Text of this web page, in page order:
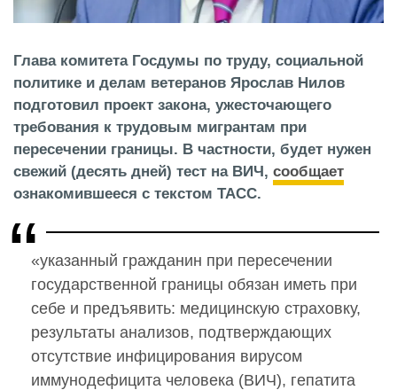
Глава комитета Госдумы по труду, социальной
политике и делам ветеранов Ярослав Нилов
подготовил проект закона, ужесточающего
требования к трудовым мигрантам при
пересечении границы. В частности, будет нужен
свежий (десять дней) тест на ВИЧ, сообщает
ознакомившееся с текстом ТАСС.
«указанный гражданин при пересечении
государственной границы обязан иметь при
себе и предъявить: медицинскую страховку,
результаты анализов, подтверждающих
отсутствие инфицирования вирусом
иммунодефицита человека (ВИЧ), гепатита